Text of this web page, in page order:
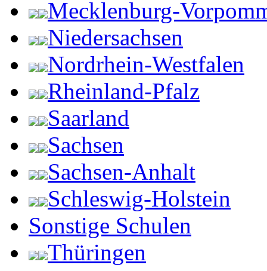
Mecklenburg-
Niedersachsen
Nordrhein-Westfalen
Rheinland-Pfalz
Saarland
Sachsen
Sachsen-Anhalt
Schleswig-Holstein
Sonstige Schulen
Thüringen